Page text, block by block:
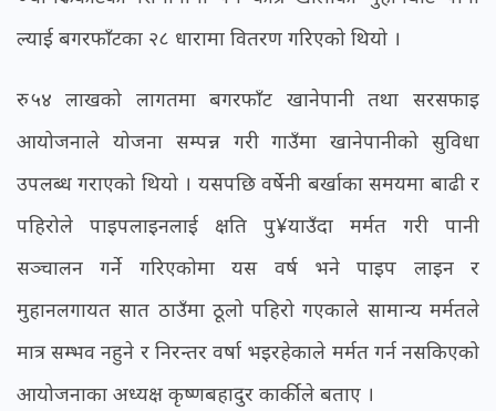
ल्याई बगरफाँटका २८ धारामा वितरण गरिएको थियो ।
रु ५४ लाखको लागतमा बगरफाँट खानेपानी तथा सरसफाइ
आयोजनाले योजना सम्पन्न गरी गाउँमा खानेपानीको सुविधा
उपलब्ध गराएको थियो । यसपछि वर्षेनी बर्खाका समयमा बाढी र
पहिरोले पाइपलाइनलाई क्षति पु¥याउँदा मर्मत गरी पानी
सञ्चालन गर्ने गरिएकोमा यस वर्ष भने पाइप लाइन र
मुहानलगायत सात ठाउँमा ठूलो पहिरो गएकाले सामान्य मर्मतले
मात्र सम्भव नहुने र निरन्तर वर्षा भइरहेकाले मर्मत गर्न नसकिएको
आयोजनाका अध्यक्ष कृष्णबहादुर कार्कीले बताए ।